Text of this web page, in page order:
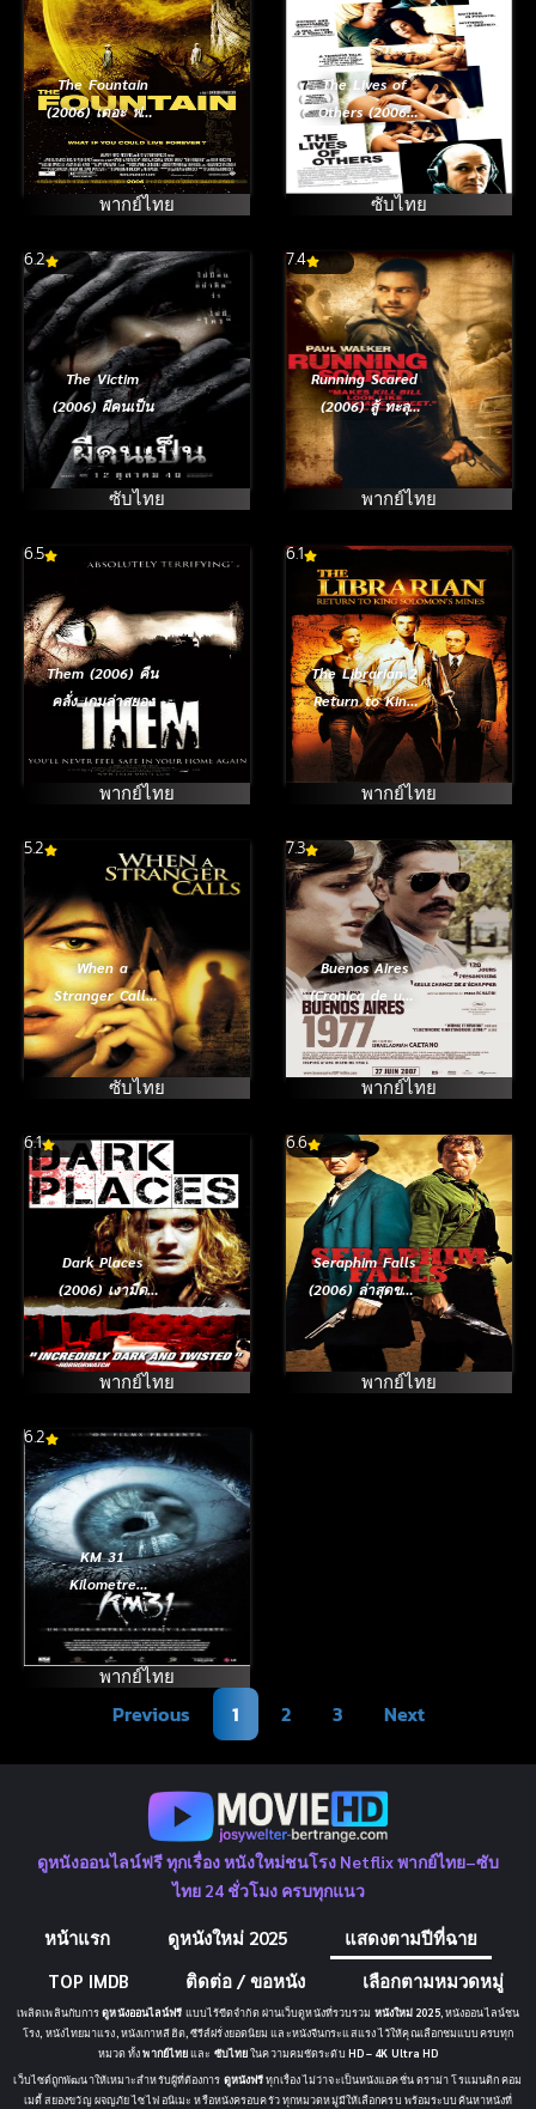
The Fountain
(2006) เดอะ ฟาว
เทน อมตะรักชั่วนิ
รันดร์
พากย์ไทย
The Lives of
Others (2006)
วิกฤติรักแดน
เบอร์ลิน
ซับไทย
6.2
The Victim
(2006) ผีคนเป็น
ซับไทย
7.4
Running Scared
(2006) สู้ ทะลุ
พากย์ไทย
6.5
Them (2006) คืน
คลั่ง เกมล่าสยอง
พากย์ไทย
6.1
The Librarian 2
Return to King
Solomon s
Mines (2006) ล่า
ขุมทรัพย์สุดขอบ
โลก
พากย์ไทย
5.2
When a
Stranger Calls
(2006) โทรมาฆ่า
อย่าอยู่คนเดียว
ซับไทย
7.3
Buenos Aires
(Cronica de una
Fuga) (2006)
แหกขังโหด
บัวโนสไอเรส
พากย์ไทย
6.1
Dark Places
(2006) เงามืด
สัญญาณมรณะ
พากย์ไทย
6.6
Seraphim Falls
(2006) ล่าสุดขอบ
นรก
พากย์ไทย
6.2
KM 31
Kilometre
(2006) 31 กม.
31 ขวัญผวา
พากย์ไทย
Previous 1 2 3 Next
ดูหนังออนไลน์ฟรี ทุกเรื่อง หนังใหม่ชนโรง Netflix พากย์ไทย–ซับ
ไทย 24 ชั่วโมง ครบทุกแนว
หน้าแรก ดูหนังใหม่ 2025
แสดงตามปีที่ฉาย
TOP IMDB
ติดต่อ / ขอหนัง เลือกตามหมวดหมู่
เพลิดเพลินกับการดูหนังออนไลน์ฟรี แบบไร้ขีดจำกัด ผ่านเว็บดูหนังที่รวบรวม หนังใหม่ 2025, หนังออนไลน์ชน
โรง, หนังไทยมาแรง, หนังเกาหลีฮิต, ซีรีส์ฝรั่งยอดนิยม และหนังจีนกระแสแรง ไว้ให้คุณเลือกชมแบบครบทุก
หมวด ทั้งพากย์ไทยและ ซับไทยในความคมชัดระดับ HD – 4K Ultra HD
เว็บไซต์ถูกพัฒนาให้เหมาะสำหรับผู้ที่ต้องการ ดูหนังฟรีทุกเรื่อง ไม่ว่าจะเป็นหนังแอคชั่น ดราม่า โรแมนติก คอม
เมดี้ สยองขวัญ ผจญภัย ไซไฟ อนิเมะ หรือหนังครอบครัว ทุกหมวดหมู่มีให้เลือกครบ พร้อมระบบค้นหาหนังที่